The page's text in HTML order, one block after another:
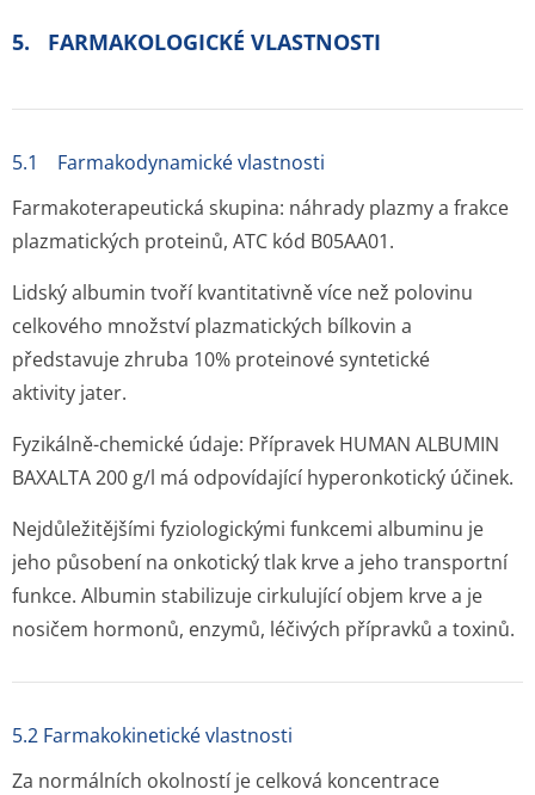
5. FARMAKOLOGICKÉ VLASTNOSTI
5.1 Farmakodynamické vlastnosti
Farmakoterapeutická skupina: náhrady plazmy a frakce
plazmatických proteinů, ATC kód B05AA01.
Lidský albumin tvoří kvantitativně více než polovinu
celkového množství plazmatických bílkovin a
představuje zhruba 10% proteinové syntetické
aktivity jater.
Fyzikálně-chemické údaje: Přípravek HUMAN ALBUMIN
BAXALTA 200 g/l má odpovídající hyperonkotický účinek.
Nejdůležitějšími fyziologickými funkcemi albuminu je
jeho působení na onkotický tlak krve a jeho transportní
funkce. Albumin stabilizuje cirkulující objem krve a je
nosičem hormonů, enzymů, léčivých přípravků a toxinů.
5.2 Farmakokinetické vlastnosti
Za normálních okolností je celková koncentrace